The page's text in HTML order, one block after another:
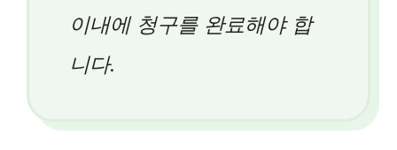
이내에 청구를 완료해야 합
니다.